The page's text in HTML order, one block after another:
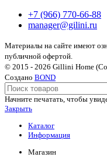
+7 (966) 770-66-88
manager@gilini.ru
Материалы на сайте имеют
публичной офертой.
© 2015 - 2026 Gillini Home
Создано BOND
Начните печатать, чтобы
Закрыть
Каталог
Информация
Магазин